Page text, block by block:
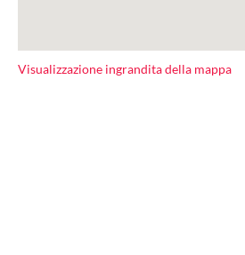
Visualizzazione ingrandita della mappa